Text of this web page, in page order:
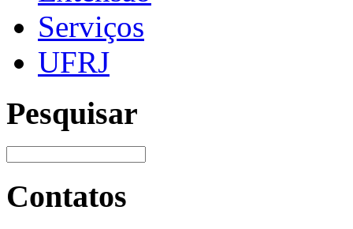
Serviços
UFRJ
Pesquisar
Contatos